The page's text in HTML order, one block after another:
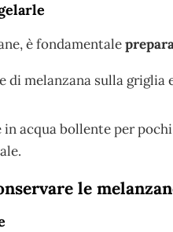
è fondamentale
di melanzana sulla
in acqua bollente per
le